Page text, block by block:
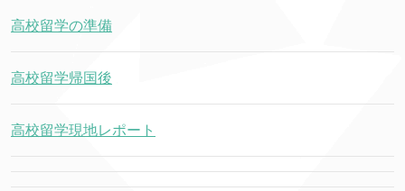
高校留学の準備
高校留学帰国後
高校留学現地レポート